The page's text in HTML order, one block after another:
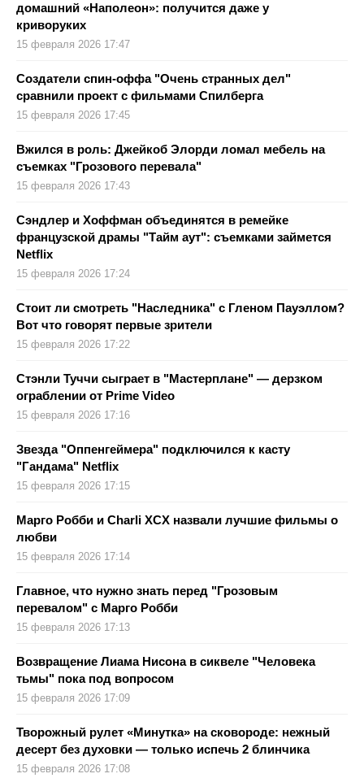
домашний «Наполеон»: получится даже у
криворуких
15 февраля 2026 17:47
Создатели спин-оффа "Очень странных дел"
сравнили проект с фильмами Спилберга
15 февраля 2026 17:45
Вжился в роль: Джейкоб Элорди ломал мебель на
съемках "Грозового перевала"
15 февраля 2026 17:43
Сэндлер и Хоффман объединятся в ремейке
французской драмы "Тайм аут": съемками займется
Netflix
15 февраля 2026 17:24
Стоит ли смотреть "Наследника" с Гленом Пауэллом?
Вот что говорят первые зрители
15 февраля 2026 17:22
Стэнли Туччи сыграет в "Мастерплане" — дерзком
ограблении от Prime Video
15 февраля 2026 17:16
Звезда "Оппенгеймера" подключился к касту
"Гандама" Netflix
15 февраля 2026 17:15
Марго Робби и Charli XCX назвали лучшие фильмы о
любви
15 февраля 2026 17:14
Главное, что нужно знать перед "Грозовым
перевалом" с Марго Робби
15 февраля 2026 17:13
Возвращение Лиама Нисона в сиквеле "Человека
тьмы" пока под вопросом
15 февраля 2026 17:09
Творожный рулет «Минутка» на сковороде: нежный
десерт без духовки — только испечь 2 блинчика
15 февраля 2026 17:08